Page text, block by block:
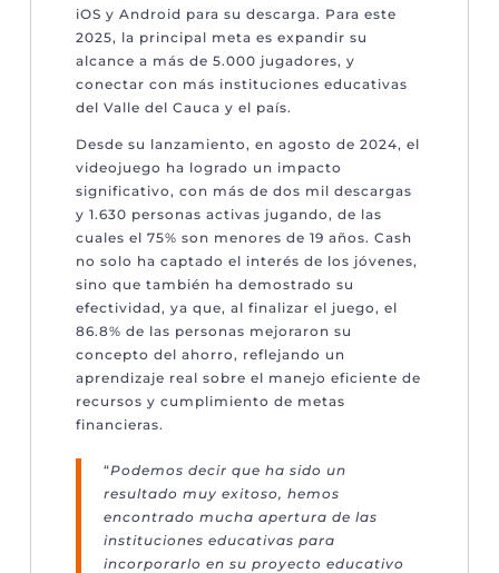
iOS y Android para su descarga. Para este
2025, la principal meta es expandir su
alcance a más de 5.000 jugadores, y
conectar con más instituciones educativas
del Valle del Cauca y el país.
Desde su lanzamiento, en agosto de 2024, el
videojuego ha logrado un impacto
significativo, con más de dos mil descargas
y 1.630 personas activas jugando, de las
cuales el 75% son menores de 19 años. Cash
no solo ha captado el interés de los jóvenes,
sino que también ha demostrado su
efectividad, ya que, al finalizar el juego, el
86.8% de las personas mejoraron su
concepto del ahorro, reflejando un
aprendizaje real sobre el manejo eficiente de
recursos y cumplimiento de metas
financieras.
“Podemos decir que ha sido un
resultado muy exitoso, hemos
encontrado mucha apertura de las
instituciones educativas para
incorporarlo en su proyecto educativo